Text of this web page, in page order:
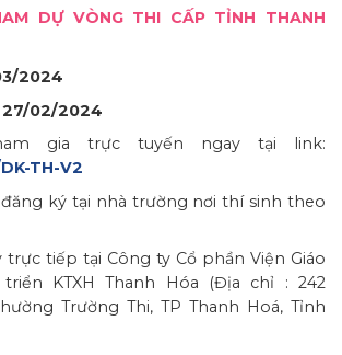
DỰ VÒNG THI CẤP TỈNH THANH
2024
27/02/2024
gia trực tuyến ngay tại link:
TH-V2
ký tại nhà trường nơi thí sinh theo
trực tiếp tại Công ty Cổ phần Viện Giáo
KTXH Thanh Hóa (Địa chỉ : 242
Trường Thi, TP Thanh Hoá, Tỉnh